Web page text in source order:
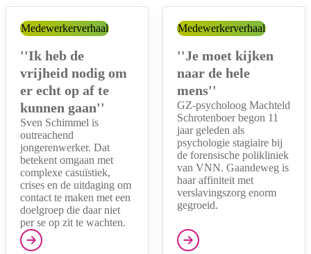
''Ik heb de
vrijheid nodig om
er echt op af te
kunnen gaan''
Categorie:
Medewerkerverhaal
Sven Schimmel is
outreachend
jongerenwerker. Dat
betekent omgaan met
complexe casuïstiek,
crises en de uitdaging om
contact te maken met een
doelgroep die daar niet
per se op zit te wachten.
''Je moet kijken
naar de hele
mens''
Categorie:
Medewerkerverhaal
GZ-psycholoog Machteld
Schrotenboer begon 11
jaar geleden als
psychologie stagiaire bij
de forensische polikliniek
van VNN. Gaandeweg is
haar affiniteit met
verslavingszorg enorm
gegroeid.